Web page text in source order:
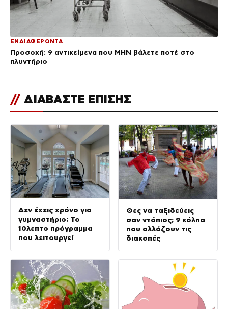
ΕΝΔΙΑΦΕΡΟΝΤΑ
Προσοχή: 9 αντικείμενα που ΜΗΝ βάλετε ποτέ στο
πλυντήριο
// ΔΙΑΒΑΣΤΕ ΕΠΙΣΗΣ
Δεν έχεις χρόνο για
γυμναστήριο; Το
10λεπτο πρόγραμμα
που λειτουργεί
Θες να ταξιδεύεις
σαν ντόπιος; 9 κόλπα
που αλλάζουν τις
διακοπές